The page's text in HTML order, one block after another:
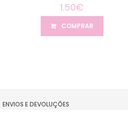
1.50€
COMPRAR
ENVIOS E DEVOLUÇÕES